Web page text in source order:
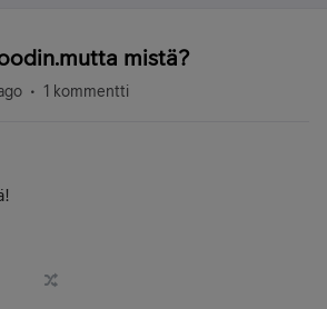
mistä?
1 kommentti